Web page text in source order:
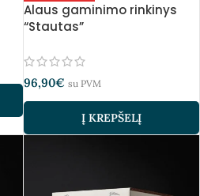
Alaus gaminimo rinkinys
“Stautas”
96,90€ su PVM
Į KREPŠELĮ